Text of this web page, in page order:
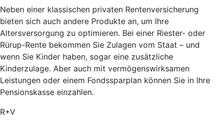
Neben einer klassischen privaten Rentenversicherung
bieten sich auch andere Produkte an, um Ihre
Altersversorgung zu optimieren. Bei einer Riester- oder
Rürup-Rente bekommen Sie Zulagen vom Staat – und
wenn Sie Kinder haben, sogar eine zusätzliche
Kinderzulage. Aber auch mit vermögenswirksamen
Leistungen oder einem Fondssparplan können Sie in Ihre
Pensionskasse einzahlen.
R+V